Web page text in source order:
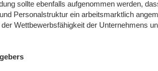
sollte ebenfalls aufgenommen werden,
Personalstruktur ein arbeitsmarktlich
Wettbewerbsfähigkeit der Unternehmens